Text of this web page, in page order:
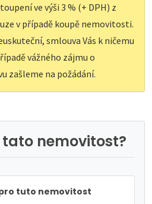
ve výši 3 % (+ DPH) z
v případě koupě nemovitosti.
smlouva Vás k ničemu
vážného zájmu o
zašleme na požádání.
nemovitost?
tuto nemovitost